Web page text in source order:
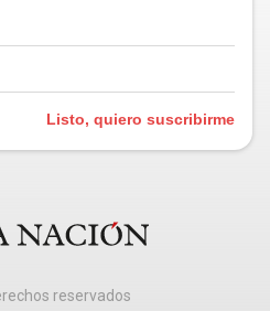
Listo, quiero suscribirme
reservados